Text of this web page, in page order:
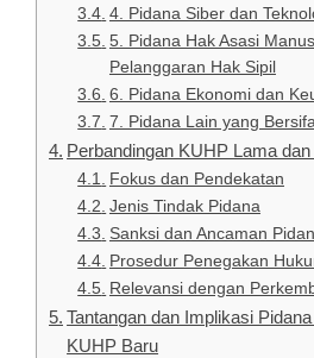
4. Pidana Siber dan
5. Pidana Hak Asasi
Pelanggaran Hak Sipil
6. Pidana Ekonomi dan
7. Pidana Lain yang
Perbandingan KUHP Lama
Fokus dan Pendekatan
Jenis Tindak Pidana
Sanksi dan Ancaman
Prosedur Penegakan
Relevansi dengan
Tantangan dan Implikasi
KUHP Baru